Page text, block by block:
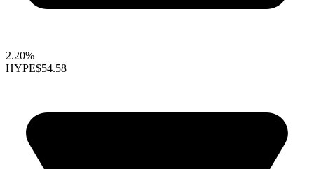
2.20%
HYPE$54.58